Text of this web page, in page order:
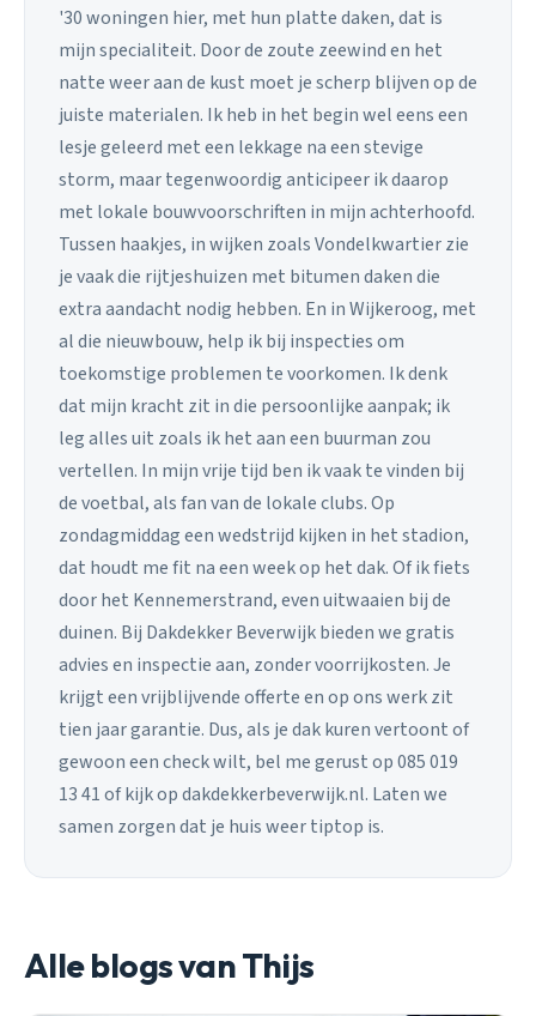
'30 woningen hier, met hun platte daken, dat is
mijn specialiteit. Door de zoute zeewind en het
natte weer aan de kust moet je scherp blijven op de
juiste materialen. Ik heb in het begin wel eens een
lesje geleerd met een lekkage na een stevige
storm, maar tegenwoordig anticipeer ik daarop
met lokale bouwvoorschriften in mijn achterhoofd.
Tussen haakjes, in wijken zoals Vondelkwartier zie
je vaak die rijtjeshuizen met bitumen daken die
extra aandacht nodig hebben. En in Wijkeroog, met
al die nieuwbouw, help ik bij inspecties om
toekomstige problemen te voorkomen. Ik denk
dat mijn kracht zit in die persoonlijke aanpak; ik
leg alles uit zoals ik het aan een buurman zou
vertellen. In mijn vrije tijd ben ik vaak te vinden bij
de voetbal, als fan van de lokale clubs. Op
zondagmiddag een wedstrijd kijken in het stadion,
dat houdt me fit na een week op het dak. Of ik fiets
door het Kennemerstrand, even uitwaaien bij de
duinen. Bij Dakdekker Beverwijk bieden we gratis
advies en inspectie aan, zonder voorrijkosten. Je
krijgt een vrijblijvende offerte en op ons werk zit
tien jaar garantie. Dus, als je dak kuren vertoont of
gewoon een check wilt, bel me gerust op 085 019
13 41 of kijk op dakdekkerbeverwijk.nl. Laten we
samen zorgen dat je huis weer tiptop is.
Alle blogs van Thijs